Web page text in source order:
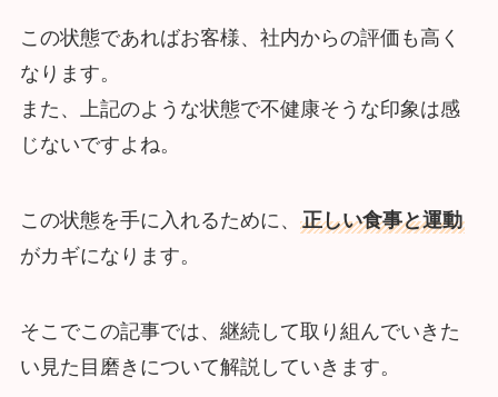
この状態であればお客様、社内からの評価も高く
なります。
また、上記のような状態で不健康そうな印象は感
じないですよね。
この状態を手に入れるために、 正しい食事と運動
がカギになります。
そこでこの記事では、継続して取り組んでいきた
い見た目磨きについて解説していきます。